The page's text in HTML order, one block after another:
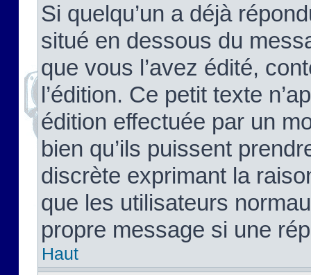
Si quelqu’un a déjà
situé en dessous du
que vous l’avez édité,
l’édition. Ce petit texte
édition effectuée par un
bien qu’ils puissent
discrète exprimant la
que les utilisateurs
propre message si une
Haut